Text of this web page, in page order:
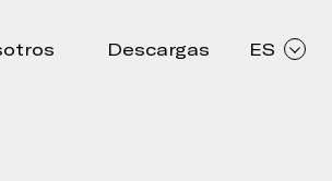
Descargas ES